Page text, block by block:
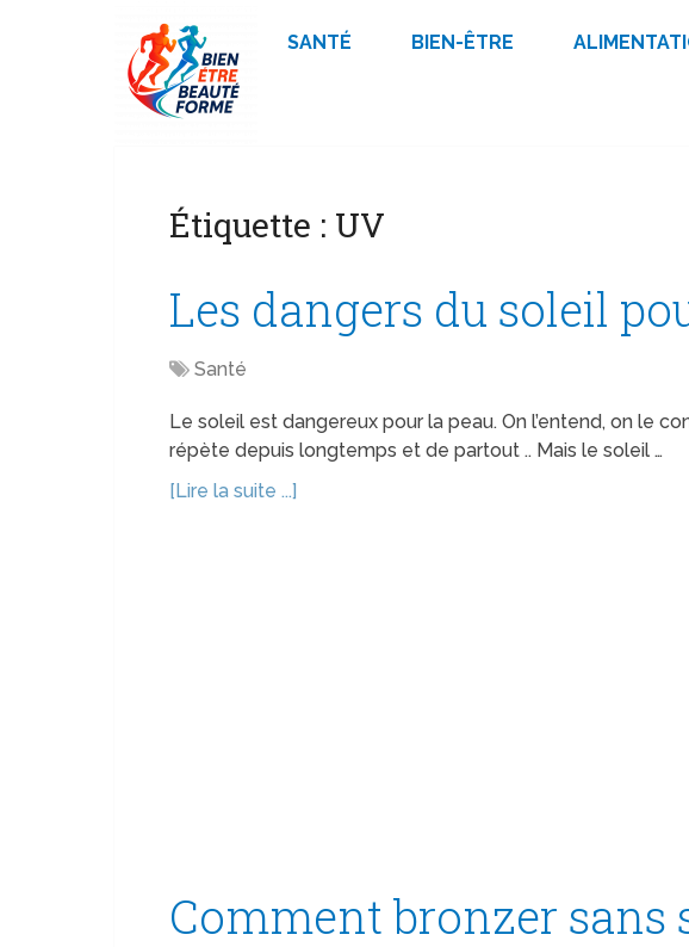
SANTÉ BIEN-ÊTRE
Étiquette : UV
Les dangers du soleil
Santé
Le soleil est dangereux pour la peau. On l’entend, on le
répète depuis longtemps et de partout .. Mais le soleil …
[Lire la suite ...]
Comment bronzer sans